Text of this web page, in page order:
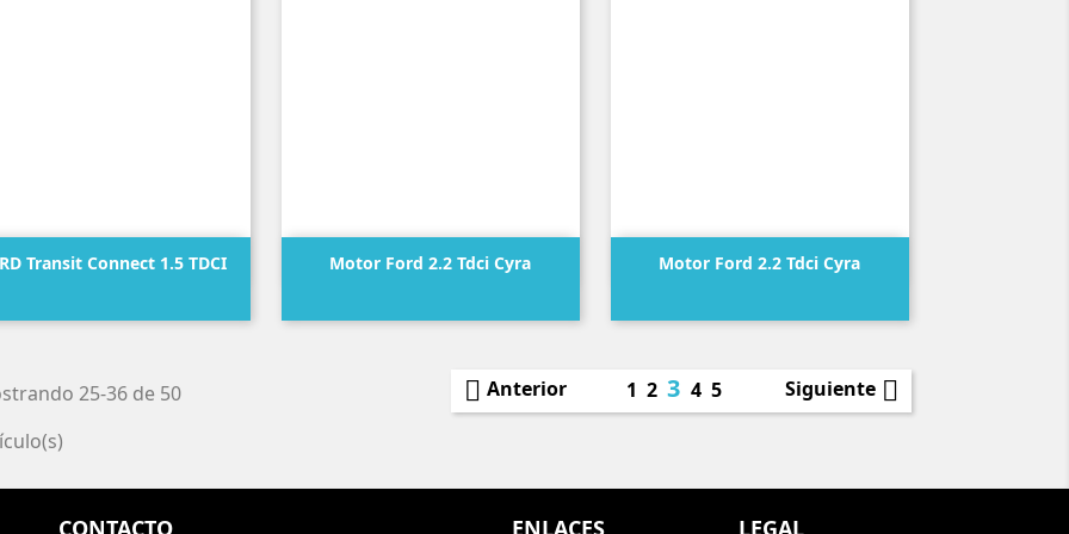
Transit Connect 1.5 TDCI
 Vista rápida Motor Ford 2.2 Tdci Cyra
 Vista rápida Motor Ford 2.2 Tdci Cyra
 Vista rápida
25-36 de 50
 Anterior 12345 Siguiente 
CONTACTO ENLACES LEGAL